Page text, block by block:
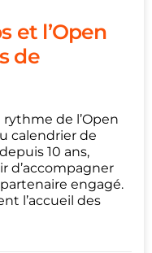
et l’Open
de
de l’Open
calendrier de
10 ans,
d’accompagner
engagé.
l’accueil des